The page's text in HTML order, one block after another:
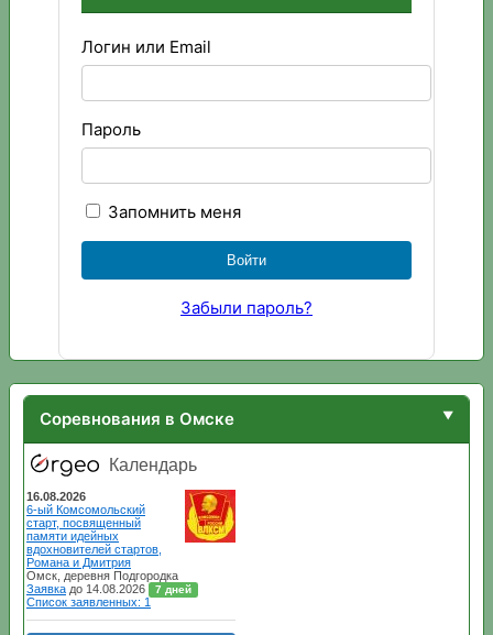
Логин или Email
Пароль
Запомнить меня
Забыли пароль?
Соревнования в Омске